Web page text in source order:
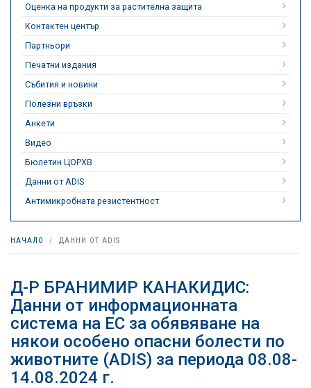
Оценка на продукти за растителна защита
Контактен център
Партньори
Печатни издания
Събития и новини
Полезни връзки
Анкети
Видео
Бюлетин ЦОРХВ
Данни от ADIS
Антимикробната резистентност
НАЧАЛО ДАННИ ОТ ADIS
Д-Р БРАНИМИР КАНАКИДИС:
Данни от информационната
система на ЕС за обявяване на
някои особено опасни болести по
животните (ADIS) за периода 08.08-
14.08.2024 г.